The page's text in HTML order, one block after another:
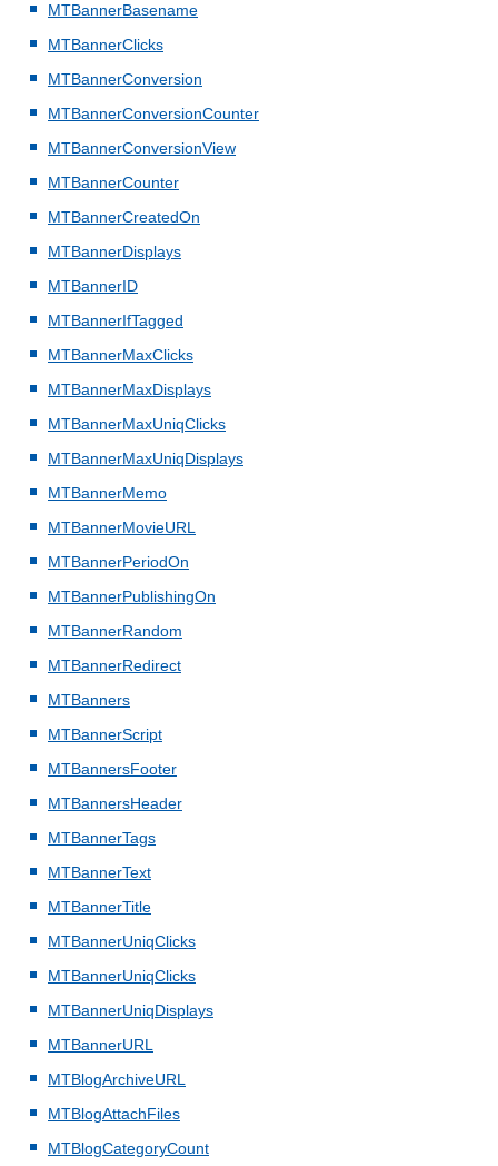
MTBannerBasename
MTBannerClicks
MTBannerConversion
MTBannerConversionCounter
MTBannerConversionView
MTBannerCounter
MTBannerCreatedOn
MTBannerDisplays
MTBannerID
MTBannerIfTagged
MTBannerMaxClicks
MTBannerMaxDisplays
MTBannerMaxUniqClicks
MTBannerMaxUniqDisplays
MTBannerMemo
MTBannerMovieURL
MTBannerPeriodOn
MTBannerPublishingOn
MTBannerRandom
MTBannerRedirect
MTBanners
MTBannerScript
MTBannersFooter
MTBannersHeader
MTBannerTags
MTBannerText
MTBannerTitle
MTBannerUniqClicks
MTBannerUniqClicks
MTBannerUniqDisplays
MTBannerURL
MTBlogArchiveURL
MTBlogAttachFiles
MTBlogCategoryCount